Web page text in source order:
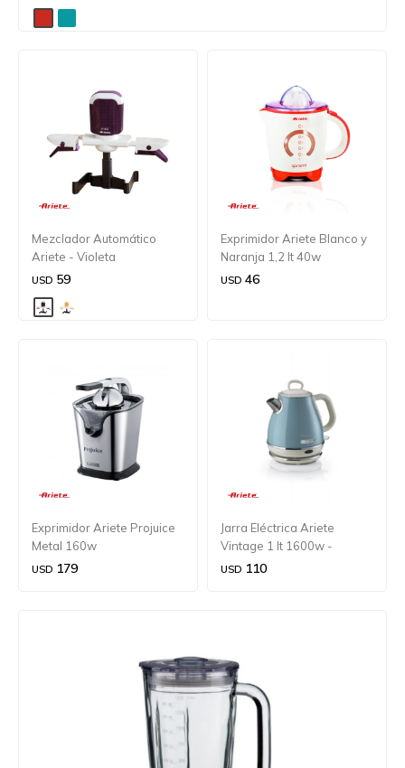
Mezclador Automático
Ariete - Violeta
USD 59
Exprimidor Ariete Blanco y
Naranja 1,2 lt 40w
USD 46
Exprimidor Ariete Projuice
Metal 160w
USD 179
Jarra Eléctrica Ariete
Vintage 1 lt 1600w -
Celeste
USD 110